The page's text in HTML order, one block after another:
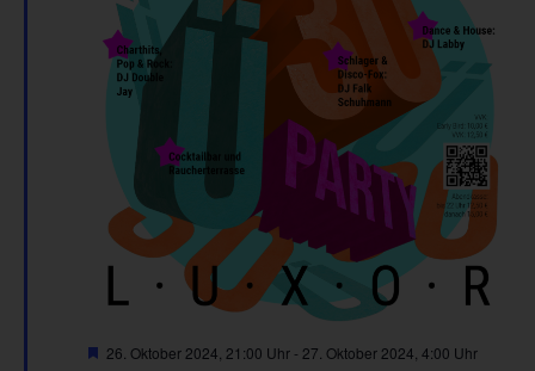
Hervorgehoben
26. Oktober 2024, 21:00 Uhr- 27. Oktober 2024, 4:00 Uhr